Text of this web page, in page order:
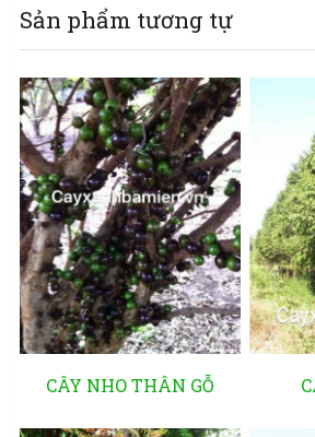
Sản phẩm tương tự
CÂY NHO THÂN GỖ